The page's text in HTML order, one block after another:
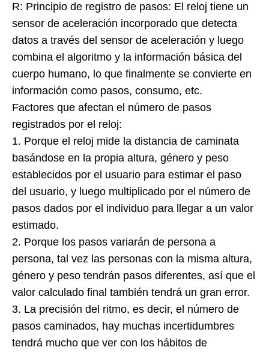
R: Principio de registro de pasos: El reloj tiene un
sensor de aceleración incorporado que detecta
datos a través del sensor de aceleración y luego
combina el algoritmo y la información básica del
cuerpo humano, lo que finalmente se convierte en
información como pasos, consumo, etc.
Factores que afectan el número de pasos
registrados por el reloj:
1. Porque el reloj mide la distancia de caminata
basándose en la propia altura, género y peso
establecidos por el usuario para estimar el paso
del usuario, y luego multiplicado por el número de
pasos dados por el individuo para llegar a un valor
estimado.
2. Porque los pasos variarán de persona a
persona, tal vez las personas con la misma altura,
género y peso tendrán pasos diferentes, así que el
valor calculado final también tendrá un gran error.
3. La precisión del ritmo, es decir, el número de
pasos caminados, hay muchas incertidumbres
tendrá mucho que ver con los hábitos de